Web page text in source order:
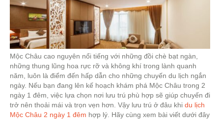
Mộc Châu cao nguyên nổi tiếng với những đồi chè bạt ngàn,
những thung lũng hoa rực rỡ và không khí trong lành quanh
năm, luôn là điểm đến hấp dẫn cho những chuyến du lịch ngắn
ngày. Nếu bạn đang lên kế hoạch khám phá Mộc Châu trong 2
ngày 1 đêm, việc lựa chọn nơi lưu trú phù hợp sẽ giúp chuyến đi
trở nên thoải mái và trọn vẹn hơn. Vậy lưu trú ở đâu khi du lịch
Mộc Châu 2 ngày 1 đêm hợp lý. Hãy cùng xem bài viết dưới đây